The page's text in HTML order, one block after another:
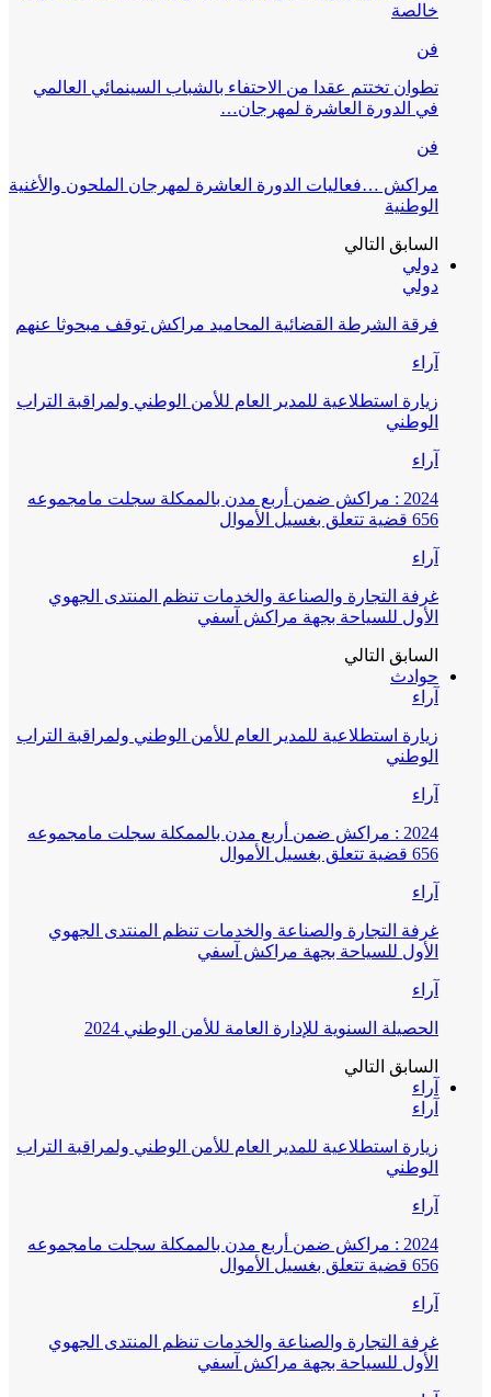
خالصة
فن
تطوان تختتم عقدا من الاحتفاء بالشباب السينمائي العالمي
في الدورة العاشرة لمهرجان…
فن
مراكش …فعاليات الدورة العاشرة لمهرجان الملحون والأغنية
الوطنية
السابق التالي
دولي
دولي
فرقة الشرطة القضائية المحاميد مراكش توقف مبحوثا عنهم
آراء
زيارة استطلاعية للمدير العام للأمن الوطني ولمراقبة التراب
الوطني
آراء
2024 : مراكش ضمن أربع مدن بالممكلة سجلت مامجموعه
656 قضية تتعلق بغسيل الأموال
آراء
غرفة التجارة والصناعة والخدمات تنظم المنتدى الجهوي
الأول للسياحة بجهة مراكش آسفي
السابق التالي
حوادث
آراء
زيارة استطلاعية للمدير العام للأمن الوطني ولمراقبة التراب
الوطني
آراء
2024 : مراكش ضمن أربع مدن بالممكلة سجلت مامجموعه
656 قضية تتعلق بغسيل الأموال
آراء
غرفة التجارة والصناعة والخدمات تنظم المنتدى الجهوي
الأول للسياحة بجهة مراكش آسفي
آراء
الحصيلة السنوية للإدارة العامة للأمن الوطني 2024
السابق التالي
آراء
آراء
زيارة استطلاعية للمدير العام للأمن الوطني ولمراقبة التراب
الوطني
آراء
2024 : مراكش ضمن أربع مدن بالممكلة سجلت مامجموعه
656 قضية تتعلق بغسيل الأموال
آراء
غرفة التجارة والصناعة والخدمات تنظم المنتدى الجهوي
الأول للسياحة بجهة مراكش آسفي